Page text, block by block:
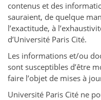
contenus et des
sauraient, de quelque
l’exactitude, à
d’Université Paris Cité.
Les informations et/ou
sont susceptibles d’être
faire l’objet de mises à
Université Paris Cité ne